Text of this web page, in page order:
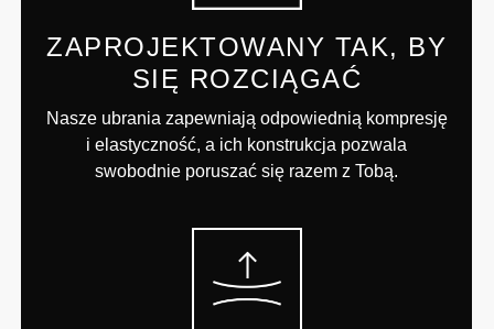
ZAPROJEKTOWANY TAK, BY
SIĘ ROZCIĄGAĆ
Nasze ubrania zapewniają odpowiednią kompresję
i elastyczność, a ich konstrukcja pozwala
swobodnie poruszać się razem z Tobą.